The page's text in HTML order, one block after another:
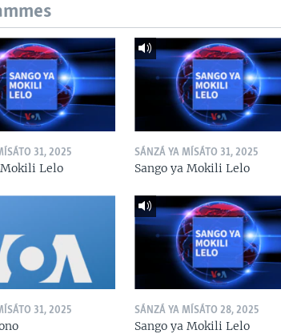
31, 2025
Mokili Lelo
SÁNZÁ YA MÍSÁTO 31, 2025
Sango ya Mokili Lelo
31, 2025 SÁNZÁ YA MÍSÁTO 28, 2025
Sango ya Mokili Lelo